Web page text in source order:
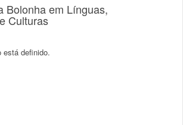
Bolonha em Línguas,
Culturas
está definido.